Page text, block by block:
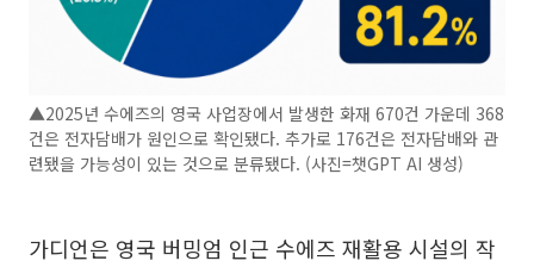
▲2025년 수에즈의 영국 사업장에서 발생한 화재 670건 가운데 368
건은 전자담배가 원인으로 확인됐다. 추가로 176건은 전자담배와 관
련됐을 가능성이 있는 것으로 분류됐다. (사진=챗GPT AI 생성)
가디언은 영국 버밍엄 인근 수에즈 재활용 시설의 작